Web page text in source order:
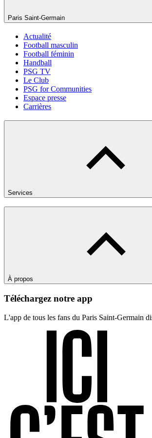
Paris Saint-Germain
Actualité
Football masculin
Football féminin
Handball
PSG TV
Le Club
PSG for Communities
Espace presse
Carrières
Services
À propos
Téléchargez notre app
L'app de tous les fans du Paris Saint-Germain